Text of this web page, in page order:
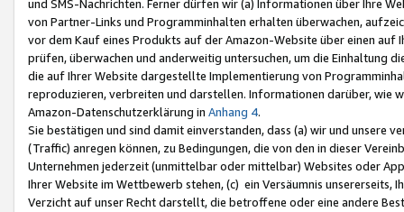
und SMS-Nachrichten. Ferner dürfen wir (a) Informationen über Ihre
von Partner-Links und Programminhalten erhalten überwachen,
vor dem Kauf eines Produkts auf der Amazon-Website über einen
prüfen, überwachen und anderweitig untersuchen, um die Einhaltung
die auf Ihrer Website dargestellte Implementierung von
reproduzieren, verbreiten und darstellen. Informationen darüber, wie
Amazon-Datenschutzerklärung in Anhang 4.
Sie bestätigen und sind damit einverstanden, dass (a) wir und
(Traffic) anregen können, zu Bedingungen, die von den in dieser
Unternehmen jederzeit (unmittelbar oder mittelbar) Websites oder
Ihrer Website im Wettbewerb stehen, (c) ein Versäumnis unsererseits,
Verzicht auf unser Recht darstellt, die betroffene oder eine andere